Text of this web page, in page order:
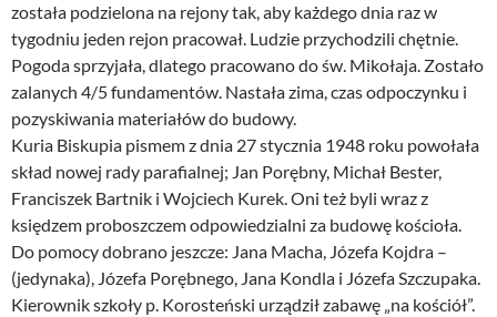
została podzielona na rejony tak, aby każdego dnia raz w
tygodniu jeden rejon pracował. Ludzie przychodzili chętnie.
Pogoda sprzyjała, dlatego pracowano do św. Mikołaja. Zostało
zalanych 4/5 fundamentów. Nastała zima, czas odpoczynku i
pozyskiwania materiałów do budowy.
Kuria Biskupia pismem z dnia 27 stycznia 1948 roku powołała
skład nowej rady parafialnej; Jan Porębny, Michał Bester,
Franciszek Bartnik i Wojciech Kurek. Oni też byli wraz z
księdzem proboszczem odpowiedzialni za budowę kościoła.
Do pomocy dobrano jeszcze: Jana Macha, Józefa Kojdra –
(jedynaka), Józefa Porębnego, Jana Kondla i Józefa Szczupaka.
Kierownik szkoły p. Korosteński urządził zabawę „na kościół”.